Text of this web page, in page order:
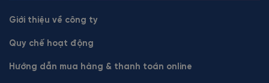
Giới thiệu về công ty
Quy chế hoạt động
Hướng dẫn mua hàng & thanh toán online